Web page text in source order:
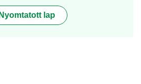
Nyomtatott lap